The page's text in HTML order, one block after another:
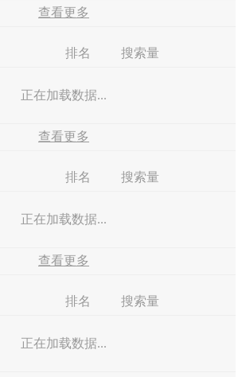
查看更多
排名 搜索量
正在加载数据...
查看更多
排名 搜索量
正在加载数据...
查看更多
排名 搜索量
正在加载数据...